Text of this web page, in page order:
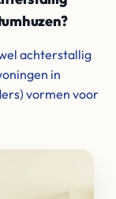
achterstallig
in
vormen voor